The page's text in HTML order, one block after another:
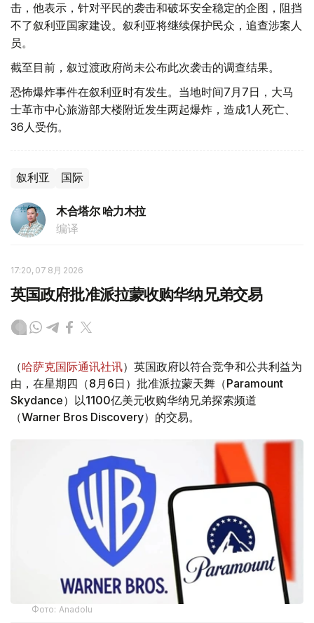
击，他表示，针对平民的袭击和破坏安全稳定的企图，阻挡
不了叙利亚国家建设。叙利亚将继续保护民众，追查涉案人
员。
截至目前，叙过渡政府尚未公布此次袭击的调查结果。
恐怖爆炸事件在叙利亚时有发生。当地时间7月7日，大马
士革市中心旅游部大楼附近发生两起爆炸，造成1人死亡、
36人受伤。
叙利亚 国际
木合塔尔 哈力木拉
编译
17:20, 07 8月 2026
英国政府批准派拉蒙收购华纳兄弟交易
（哈萨克国际通讯社讯）英国政府以符合竞争和公共利益为
由，在星期四（8月6日）批准派拉蒙天舞（Paramount
Skydance）以1100亿美元收购华纳兄弟探索频道
（Warner Bros Discovery）的交易。
Фото: Аnadolu